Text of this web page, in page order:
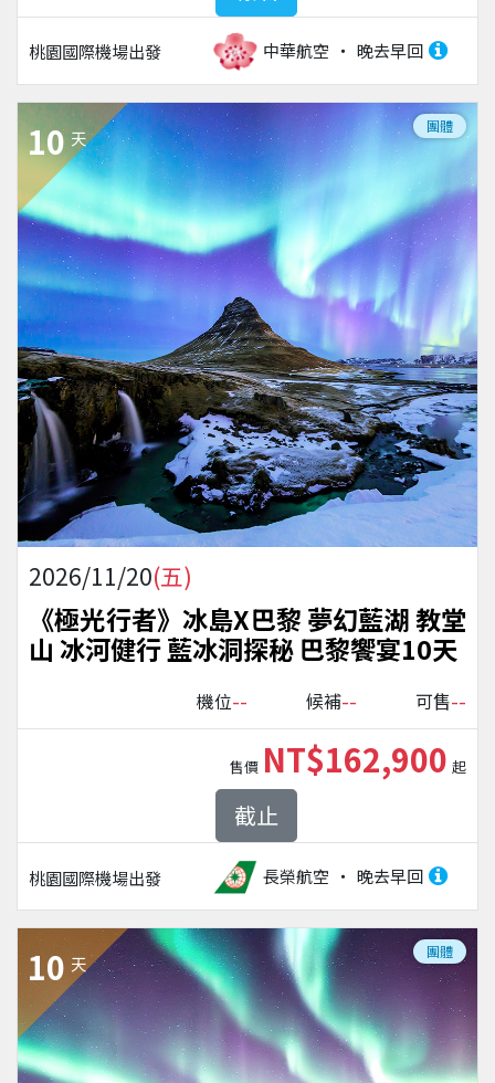
桃園國際機場出發 中華航空 晚去早回
10 天
團體
2026/11/20(五)
《極光行者》冰島X巴黎 夢幻藍湖 教堂
山 冰河健行 藍冰洞探秘 巴黎饗宴10天
機位-- 候補-- 可售--
桃園國際機場出發 長榮航空 晚去早回
售價 NT$162,900 起
截止
10 天
團體